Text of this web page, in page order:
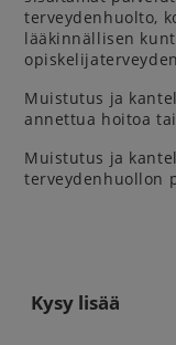
terveydenhuolto,
lääkinnällisen
Muistutus ja
annettua hoitoa
Muistutus ja
terveydenhuollon
Kysy lisää